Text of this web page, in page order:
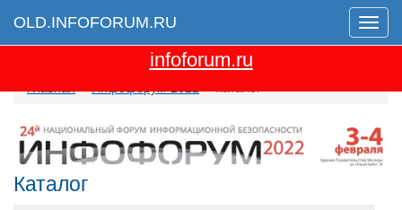
Меню
OLD.INFOFORUM.RU
Перейти на новую версию сайта
infoforum.ru
Каталог